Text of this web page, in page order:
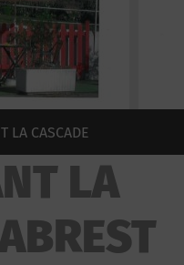
LA CASCADE
LA